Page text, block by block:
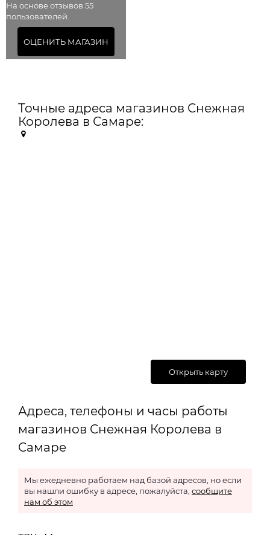
На основе отзывов 55
пользователей.
ОЦЕНИТЬ МАГАЗИН
Точные адреса магазинов Снежная
Королева в Самаре:
Открыть карту
Адреса, телефоны и часы работы
магазинов Снежная Королева в
Самаре
Мы ежедневно работаем над базой адресов, но если
вы нашли ошибку в адресе, пожалуйста, сообщите
нам об этом